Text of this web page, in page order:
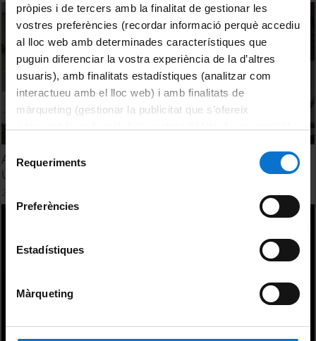
pròpies i de tercers amb la finalitat de gestionar les
vostres preferències (recordar informació perquè accediu
al lloc web amb determinades característiques que
puguin diferenciar la vostra experiència de la d’altres
usuaris), amb finalitats estadístiques (analitzar com
interactueu amb el lloc web) i amb finalitats de
màrqueting (gestionar la publicitat que s’ofereix
consultar laPolítica de galetes del lloc web de la
Selecció
consentiment
Requeriments
Preferències
Estadístiques
Màrqueting
Acte d'inauguració de la Clínica Psicològica de la
Universitat de Barcelona